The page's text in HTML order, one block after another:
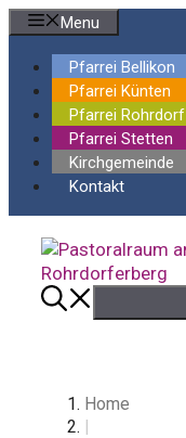
Springe
Inhalt
Menu
Pfarrei Bellikon
Pfarrei Künten
Pfarrei Rohrdorf
Pfarrei Stetten
Kirchgemeinde
Kontakt
Home
|